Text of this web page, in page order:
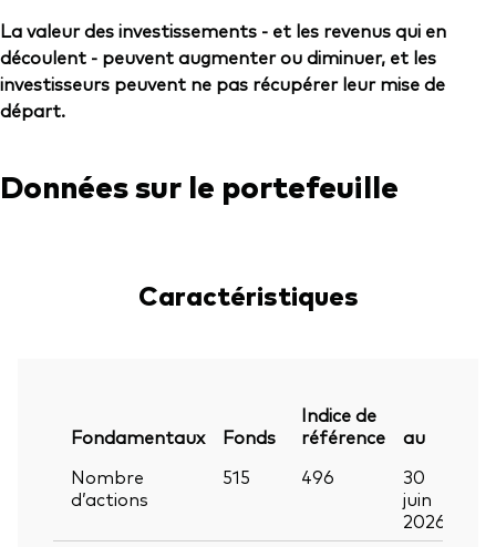
La valeur des investissements - et les revenus qui en
découlent - peuvent augmenter ou diminuer, et les
investisseurs peuvent ne pas récupérer leur mise de
départ.
Données sur le portefeuille
Caractéristiques
Fondamentaux Fonds
Indice de
référence
au
Nombre
d’actions
515 496
30
juin
2026